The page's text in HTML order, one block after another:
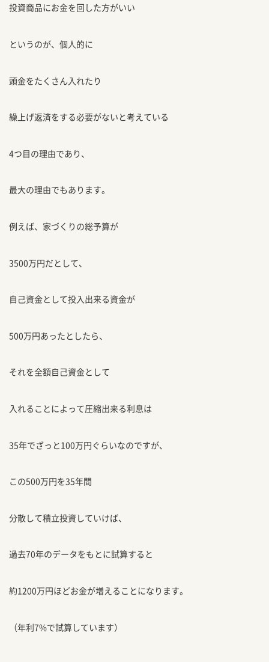
投資商品にお金を回した方がいい
というのが、個人的に
頭金をたくさん入れたり
繰上げ返済をする必要がないと考えている
4つ目の理由であり、
最大の理由でもあります。
例えば、家づくりの総予算が
3500万円だとして、
自己資金として投入出来る資金が
500万円あったとしたら、
それを全額自己資金として
入れることによって圧縮出来る利息は
35年でざっと100万円ぐらいなのですが、
この500万円を35年間
分散して積立投資していけば、
過去70年のデータをもとに試算すると
約1200万円ほどお金が増えることになります。
（年利7%で試算しています）